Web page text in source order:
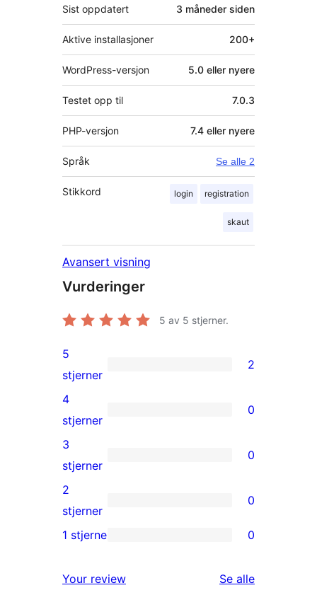
Sist oppdatert 3 måneder siden
Aktive installasjoner 200+
WordPress-versjon 5.0 eller nyere
Testet opp til 7.0.3
PHP-versjon 7.4 eller nyere
Språk Se alle 2
Stikkord login registration
skaut
Avansert visning
Vurderinger
5 av 5 stjerner.
2
5-
star
reviews
5
stjerner
2
0
4-
star
reviews
4
stjerner
0
0
3-
star
reviews
3
stjerner
0
0
2-
reviews
2
stjerner
0
star
1 stjerne 0
Your review Se alleomtalene